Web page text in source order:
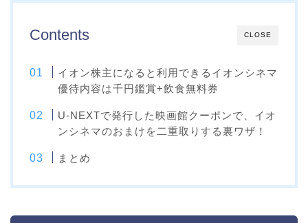
CLOSE
Contents
イオン株主になると利用できるイオンシネマ
優待内容は千円鑑賞+飲食無料券
U-NEXTで発行した映画館クーポンで、イオ
ンシネマのおまけを二重取りする裏ワザ！
まとめ